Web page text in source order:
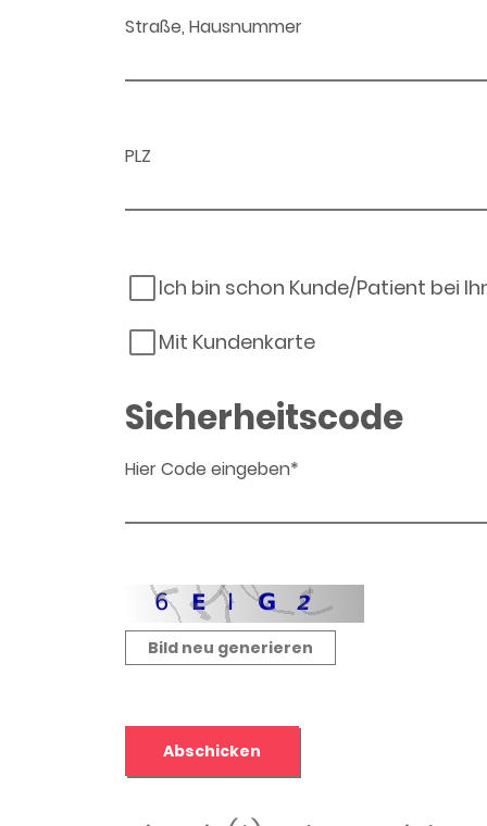
Straße, Hausnummer
PLZ
Ich bin schon Kunde/Patient bei
Mit Kundenkarte
Sicherheitscode
Hier Code eingeben*